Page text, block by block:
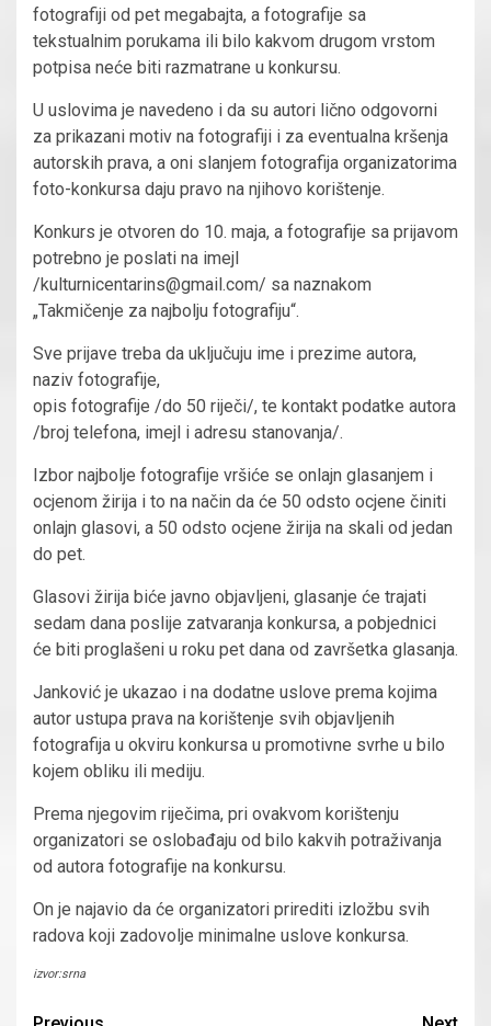
fotografiji od pet megabajta, a fotografije sa
tekstualnim porukama ili bilo kakvom drugom vrstom
potpisa neće biti razmatrane u konkursu.
U uslovima je navedeno i da su autori lično odgovorni
za prikazani motiv na fotografiji i za eventualna kršenja
autorskih prava, a oni slanjem fotografija organizatorima
foto-konkursa daju pravo na njihovo korištenje.
Konkurs je otvoren do 10. maja, a fotografije sa prijavom
potrebno je poslati na imejl
/kulturnicentarins@gmail.com/ sa naznakom
„Takmičenje za najbolju fotografiju“.
Sve prijave treba da uključuju ime i prezime autora,
naziv fotografije,
opis fotografije /do 50 riječi/, te kontakt podatke autora
/broj telefona, imejl i adresu stanovanja/.
Izbor najbolje fotografije vršiće se onlajn glasanjem i
ocjenom žirija i to na način da će 50 odsto ocjene činiti
onlajn glasovi, a 50 odsto ocjene žirija na skali od jedan
do pet.
Glasovi žirija biće javno objavljeni, glasanje će trajati
sedam dana poslije zatvaranja konkursa, a pobjednici
će biti proglašeni u roku pet dana od završetka glasanja.
Janković je ukazao i na dodatne uslove prema kojima
autor ustupa prava na korištenje svih objavljenih
fotografija u okviru konkursa u promotivne svrhe u bilo
kojem obliku ili mediju.
Prema njegovim riječima, pri ovakvom korištenju
organizatori se oslobađaju od bilo kakvih potraživanja
od autora fotografije na konkursu.
On je najavio da će organizatori prirediti izložbu svih
radova koji zadovolje minimalne uslove konkursa.
izvor:srna